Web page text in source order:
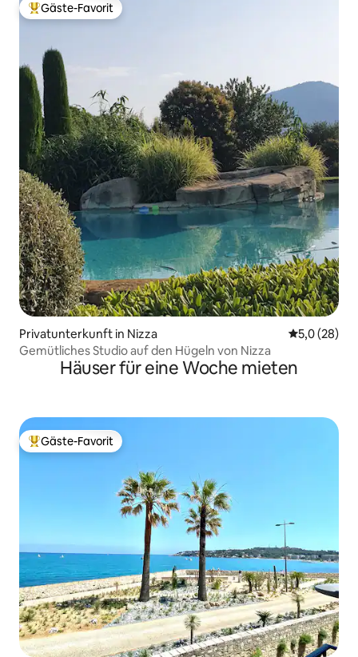
Beliebter Gäste-Favorit.
Gäste-Favorit
Privatunterkunft in Nizza
5,0 (28)
Gemütliches Studio auf den Hügeln von Nizza
Häuser für eine Woche mieten
Beliebter Gäste-Favorit.
Gäste-Favorit